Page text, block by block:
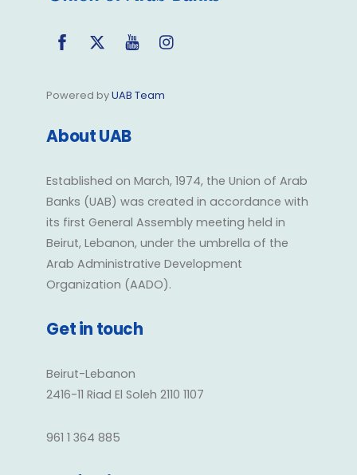
FacebookTwitter YouTube
Powered byUAB Team
About UAB
Established on March, 1974, the Union of Arab
Banks (UAB) was created in accordance with
its first General Assembly meeting held in
Beirut, Lebanon, under the umbrella of the
Arab Administrative Development
Organization (AADO).
Get in touch
Beirut-Lebanon
2416-11 Riad El Soleh 2110 1107
961 1 364 885